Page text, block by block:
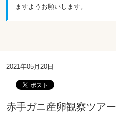
ますようお願いします。
2021年05月20日
赤手ガニ産卵観察ツアー